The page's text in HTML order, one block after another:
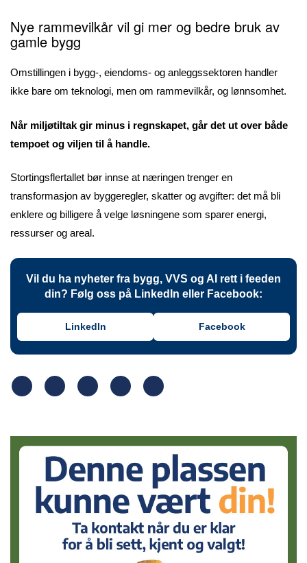
Nye rammevilkår vil gi mer og bedre bruk av
gamle bygg
Omstillingen i bygg-, eiendoms- og anleggssektoren handler
ikke bare om teknologi, men om rammevilkår, og lønnsomhet.
Når miljøtiltak gir minus i regnskapet, går det ut over både
tempoet og viljen til å handle.
Stortingsflertallet bør innse at næringen trenger en
transformasjon av byggeregler, skatter og avgifter: det må bli
enklere og billigere å velge løsningene som sparer energi,
ressurser og areal.
Vil du ha nyheter fra bygg, VVS og AI rett i feeden
din? Følg oss på LinkedIn eller Facebook:
LinkedIn Facebook